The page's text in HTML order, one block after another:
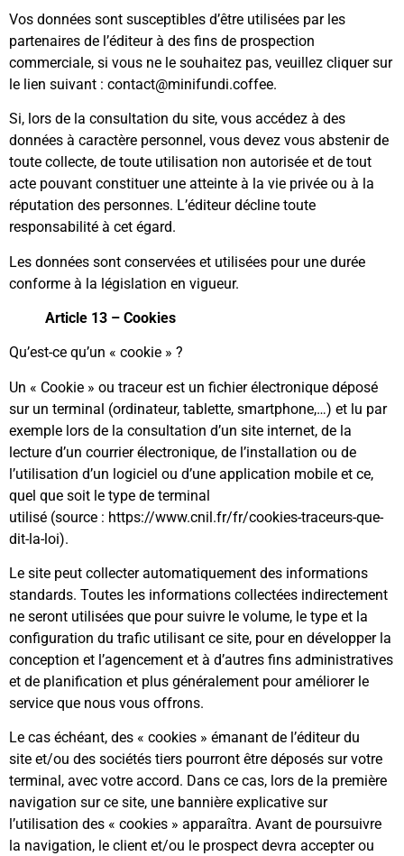
Vos données sont susceptibles d’être utilisées par les
partenaires de l’éditeur à des fins de prospection
commerciale, si vous ne le souhaitez pas, veuillez cliquer sur
le lien suivant : contact@minifundi.coffee.
Si, lors de la consultation du site, vous accédez à des
données à caractère personnel, vous devez vous abstenir de
toute collecte, de toute utilisation non autorisée et de tout
acte pouvant constituer une atteinte à la vie privée ou à la
réputation des personnes. L’éditeur décline toute
responsabilité à cet égard.
Les données sont conservées et utilisées pour une durée
conforme à la législation en vigueur.
Article 13 – Cookies
Qu’est-ce qu’un « cookie » ?
Un « Cookie » ou traceur est un fichier électronique déposé
sur un terminal (ordinateur, tablette, smartphone,…) et lu par
exemple lors de la consultation d’un site internet, de la
lecture d’un courrier électronique, de l’installation ou de
l’utilisation d’un logiciel ou d’une application mobile et ce,
quel que soit le type de terminal
utilisé (source : https://www.cnil.fr/fr/cookies-traceurs-que-
dit-la-loi).
Le site peut collecter automatiquement des informations
standards. Toutes les informations collectées indirectement
ne seront utilisées que pour suivre le volume, le type et la
configuration du trafic utilisant ce site, pour en développer la
conception et l’agencement et à d’autres fins administratives
et de planification et plus généralement pour améliorer le
service que nous vous offrons.
Le cas échéant, des « cookies » émanant de l’éditeur du
site et/ou des sociétés tiers pourront être déposés sur votre
terminal, avec votre accord. Dans ce cas, lors de la première
navigation sur ce site, une bannière explicative sur
l’utilisation des « cookies » apparaîtra. Avant de poursuivre
la navigation, le client et/ou le prospect devra accepter ou